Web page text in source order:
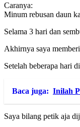
Caranya:
Minum rebusan daun
Selama 3 hari dan
Akhirnya saya
Setelah beberapa hari
Baca juga: Inilah
Saya bilang petik aja